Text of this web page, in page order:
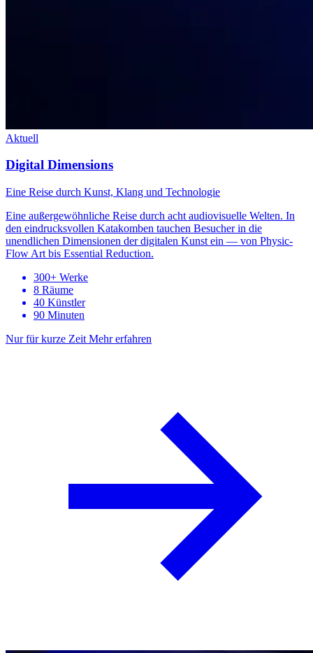
Aktuell
Digital Dimensions
Eine Reise durch Kunst, Klang und Technologie
Eine außergewöhnliche Reise durch acht audiovisuelle Welten. In
den eindrucksvollen Katakomben tauchen Besucher in die
unendlichen Dimensionen der digitalen Kunst ein — von Physic-
Flow Art bis Essential Reduction.
300+ Werke
8 Räume
40 Künstler
90 Minuten
Nur für kurze Zeit Mehr erfahren